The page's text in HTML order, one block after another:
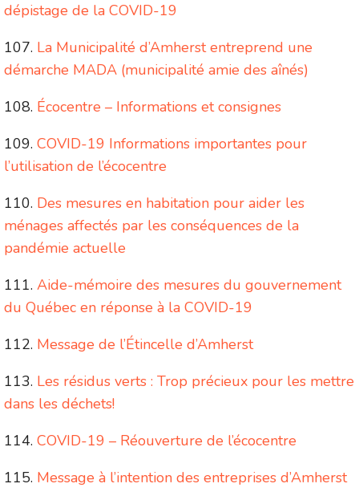
dépistage de la COVID-19
La Municipalité d’Amherst entreprend une
démarche MADA (municipalité amie des aînés)
Écocentre – Informations et consignes
COVID-19 Informations importantes pour
l’utilisation de l’écocentre
Des mesures en habitation pour aider les
ménages affectés par les conséquences de la
pandémie actuelle
Aide-mémoire des mesures du gouvernement
du Québec en réponse à la COVID-19
Message de l’Étincelle d’Amherst
Les résidus verts : Trop précieux pour les mettre
dans les déchets!
COVID-19 – Réouverture de l’écocentre
Message à l’intention des entreprises d’Amherst